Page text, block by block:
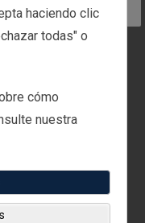
future
Investments
Investments
haciendo clic
todas" o
cómo
nuestra